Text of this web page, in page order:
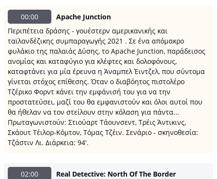
00:00
Apache Junction
Περιπέτεια δράσης - γουέστερν αμερικανικής και
ταϊλανδέζικης συμπαραγωγής 2021 . Σε ένα απόμακρο
φυλάκιο της παλαιάς Δύσης, το Apache Junction, παράδεισος
ανομίας και καταφύγιο για κλέφτες και δολοφόνους,
καταφτάνει για μία έρευνα η Άναμπελ Έιντζελ, που σύντομα
γίνεται στόχος επίθεσης. Όταν ο διαβόητος πιστολέρο
Τζέρικο Φορντ κάνει την εμφάνισή του για να την
προστατεύσει, μαζί του θα εμφανιστούν και όλοι αυτοί που
θα ήθελαν να τον στείλουν στην κόλαση για πάντα...
Πρωταγωνιστούν: Στιούαρτ Τάουνσεντ, Τρέις Άντικινς,
Σκάουτ Τέιλορ-Κόμτον, Τόμας Τζέιν. Σενάριο - σκηνοθεσία:
Τζάστιν Λι. Διάρκεια: 94'.
02:00
Real Detective: North Of The Border